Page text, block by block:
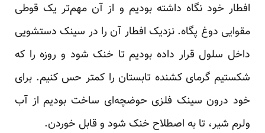
افطار خود نگاه داشته بودیم و از آن مهم‌تر یک قوطی
مقوایی دوغ پگاه. نزدیک افطار آن را در سینک دستشویی
داخل سلول قرار داده بودیم تا خنک شود و روزه را که
شکستیم گرمای کشنده تابستان را کمتر حس کنیم. برای
خود درون سینک فلزی حوضچه‌ای ساخت بودیم از آب
ولرم شیر، تا به اصطلاح خنک شود و قابل خوردن.